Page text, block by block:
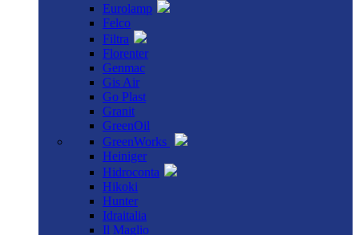
Eurolamp
Felco
Filtra
Florenter
Genmac
Gis Air
Go Plast
Granit
GreenOil
GreenWorks
Heiniger
Hidroconta
Hikoki
Hunter
Idraitalia
Il Maglio